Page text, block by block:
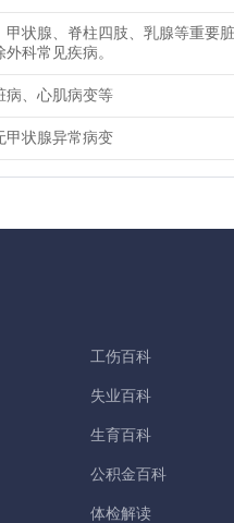
状腺、脊柱四肢、乳腺等重要
科常见疾病。
病、心肌病变等
甲状腺异常病变
工伤百科
失业百科
生育百科
公积金百科
体检解读